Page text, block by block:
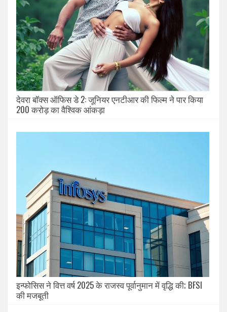
देवरा बॉक्स ऑफिस डे 2: जूनियर एनटीआर की फिल्म ने पार किया
200 करोड़ का वैश्विक आंकड़ा
इन्फोसिस ने वित्त वर्ष 2025 के राजस्व पूर्वानुमान में वृद्धि की; BFSI
की मजबूती